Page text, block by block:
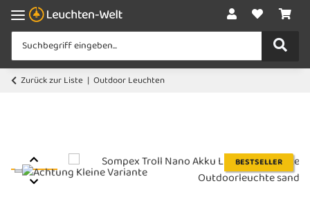
Zurück zur Liste Outdoor Leuchten
BESTSELLER